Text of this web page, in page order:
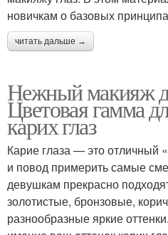
новичкам о базовых
читать дальше →
Нежный макияж
Цветовая гамма
карих глаз
Карие глаза — это отличный
и повод примерить самые
девушкам прекрасно
золотистые, бронзовые,
разнообразные яркие